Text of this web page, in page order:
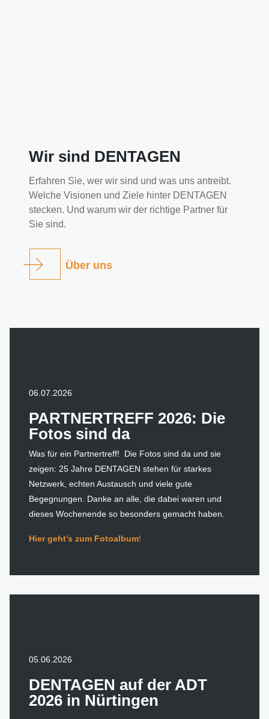
Wir sind DENTAGEN
Erfahren Sie, wer wir sind und was uns antreibt.
Welche Visionen und Ziele hinter DENTAGEN
stecken. Und warum wir der richtige Partner für
Sie sind.
Über uns
06.07.2026
PARTNERTREFF 2026: Die
Fotos sind da
Was für ein Partnertreff! Die Fotos sind da und sie
zeigen: 25 Jahre DENTAGEN stehen für starkes
Netzwerk, echten Austausch und viele gute
Begegnungen. Danke an alle, die dabei waren und
dieses Wochenende so besonders gemacht haben.
Hier geht’s zum Fotoalbum!
05.06.2026
DENTAGEN auf der ADT
2026 in Nürtingen